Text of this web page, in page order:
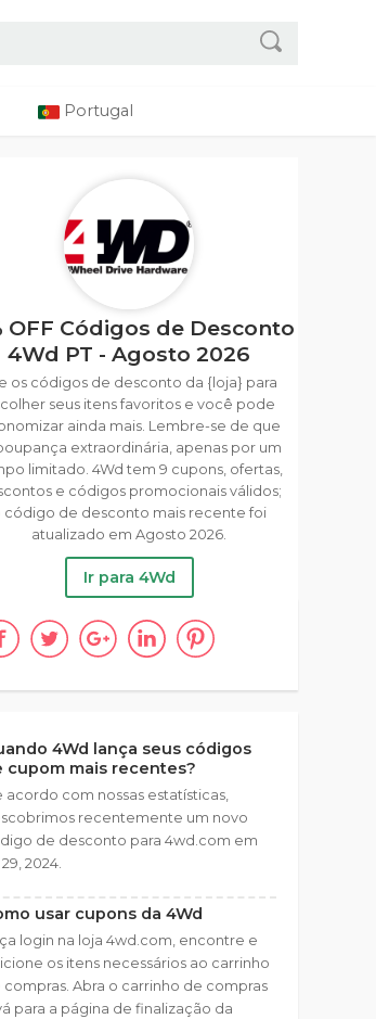
Portugal
OFF Códigos de Desconto
4Wd PT - Agosto 2026
os códigos de desconto da {loja} para
seus itens favoritos e você pode
ainda mais. Lembre-se de que
extraordinária, apenas por um
limitado. 4Wd tem 9 cupons, ofertas,
e códigos promocionais válidos;
código de desconto mais recente foi
atualizado em Agosto 2026.
Ir para 4Wd
4Wd lança seus códigos
cupom mais recentes?
acordo com nossas estatísticas,
recentemente um novo
de desconto para 4wd.com em
2024.
usar cupons da 4Wd
login na loja 4wd.com, encontre e
os itens necessários ao carrinho
compras. Abra o carrinho de compras
para a página de finalização da